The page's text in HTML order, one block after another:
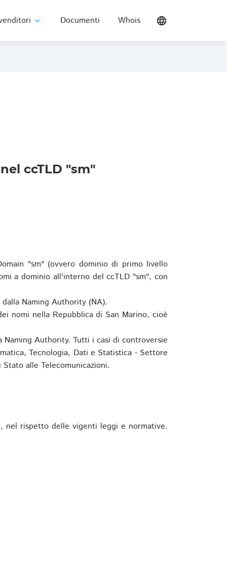
expand_more Documenti Whois language
ccTLD "sm"
"sm" (ovvero dominio di primo livello
a dominio all'interno del ccTLD "sm", con
Naming Authority (NA).
nomi nella Repubblica di San Marino, cioè
Authority. Tutti i casi di controversie
Tecnologia, Dati e Statistica - Settore
alle Telecomunicazioni.
nel rispetto delle vigenti leggi e normative.